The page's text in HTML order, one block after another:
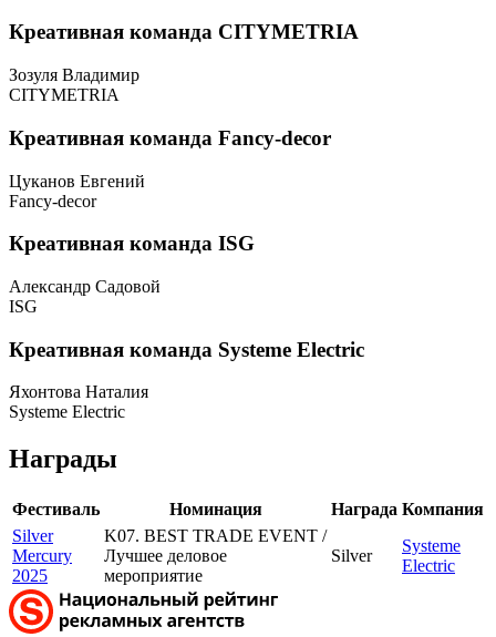
Креативная команда CITYMETRIA
Зозуля Владимир
CITYMETRIA
Креативная команда Fancy-decor
Цуканов Евгений
Fancy-decor
Креативная команда ISG
Александр Садовой
ISG
Креативная команда Systeme Electric
Яхонтова Наталия
Systeme Electric
Награды
Фестиваль Номинация Награда Компания
Silver
Mercury
2025
K07. BEST TRADE EVENT /
Лучшее деловое
мероприятие
Silver
Systeme
Electric